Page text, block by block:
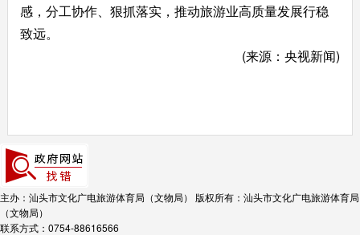
感，分工协作、狠抓落实，推动旅游业高质量发展行稳
致远。
(来源：央视新闻)
主办：汕头市文化广电旅游体育局（文物局）
版权所有：汕头市文化广电旅游体育局
（文物局）
联系方式：0754-88616566